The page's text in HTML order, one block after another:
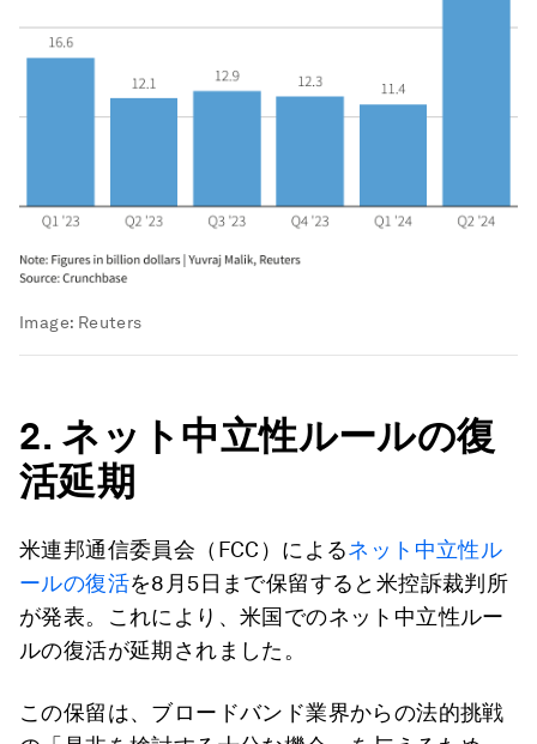
Image: Reuters
2. ネット中立性ルールの復
活延期
米連邦通信委員会（FCC）によるネット中立性ル
ールの復活を8月5日まで保留すると米控訴裁判所
が発表。これにより、米国でのネット中立性ルー
ルの復活が延期されました。
この保留は、ブロードバンド業界からの法的挑戦